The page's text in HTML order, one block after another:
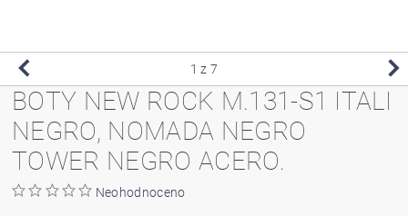
1 z 7
BOTY NEW ROCK M.131-S1 ITALI
NEGRO, NOMADA NEGRO
TOWER NEGRO ACERO.
Neohodnoceno